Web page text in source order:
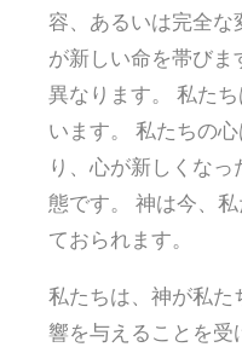
容、あるいは完全な
が新しい命を帯び
異なります。 私た
います。 私たちの
り、心が新しくな
態です。 神は今、
ておられます。
私たちは、神が私た
響を与えることを